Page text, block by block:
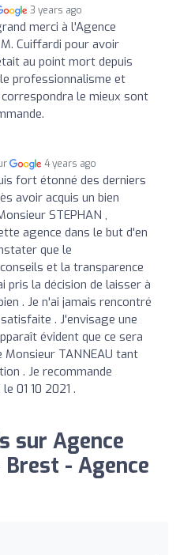
3 years ago
merci à l'Agence
Cuiffardi pour avoir
au point mort depuis
professionnalisme et
le mieux sont
4 years ago
fort étonné des derniers
avoir acquis un bien
STEPHAN ,
agence dans le but d'en
que le
et la transparence
pris la décision de laisser à
. Je n'ai jamais rencontré
. J'envisage une
évident que ce sera
Monsieur TANNEAU tant
. Je recommande
01 10 2021 .
sur Agence
- Agence